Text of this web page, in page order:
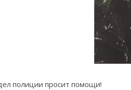
полиции просит помощи!